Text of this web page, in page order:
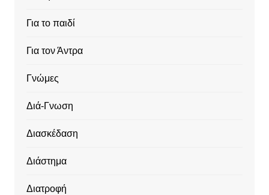
Για το παιδί
Για τον Άντρα
Γνώμες
Διά-Γνωση
Διασκέδαση
Διάστημα
Διατροφή